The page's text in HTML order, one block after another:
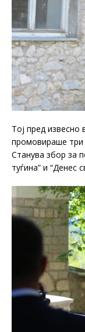
Тој пред
промовираше три
Станува збор за
туѓина” и “Денес